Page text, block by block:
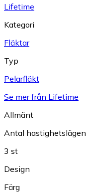
Lifetime
Kategori
Fläktar
Typ
Pelarfläkt
Se mer från Lifetime
Allmänt
Antal hastighetslägen
3 st
Design
Färg